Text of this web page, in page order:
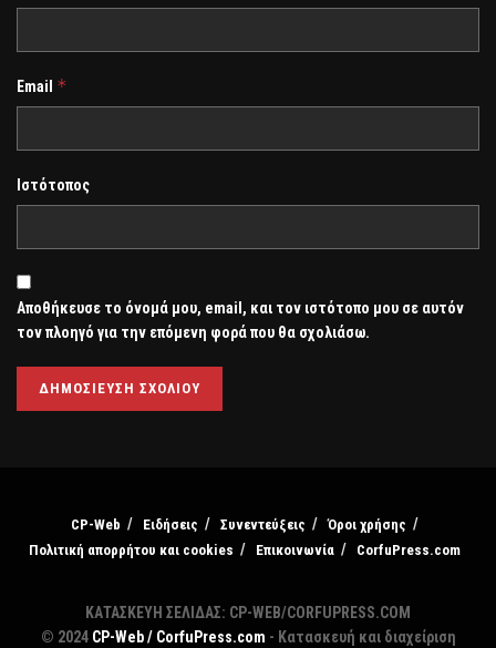
Email *
Ιστότοπος
Αποθήκευσε το όνομά μου, email, και τον ιστότοπο μου σε αυτόν
τον πλοηγό για την επόμενη φορά που θα σχολιάσω.
CP-Web Ειδήσεις Συνεντεύξεις
Όροι χρήσης
Πολιτική απορρήτου και cookies
Επικοινωνία CorfuPress.com
ΚΑΤΑΣΚΕΥΗ ΣΕΛΙΔΑΣ: CP-WEB/CORFUPRESS.COM
© 2024 CP-Web / CorfuPress.com - Κατασκευή και διαχείριση